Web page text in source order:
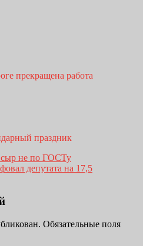
прекращена работа
праздник
не по ГОСТу
депутата на 17,5
Обязательные поля